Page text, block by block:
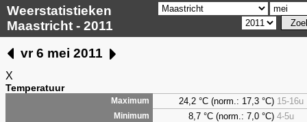
Weerstatistieken
Maastricht - 2011
vr 6 mei 2011
X
Temperatuur
Maximum 24,2 °C (norm.: 17,3 °C) 15-16u
Minimum 8,7 °C (norm.: 7,0 °C) 4-5u